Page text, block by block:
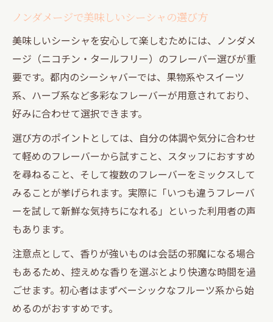
ノンダメージで美味しいシーシャの選び方
美味しいシーシャを安心して楽しむためには、ノンダメ
ージ（ニコチン・タールフリー）のフレーバー選びが重
要です。都内のシーシャバーでは、果物系やスイーツ
系、ハーブ系など多彩なフレーバーが用意されており、
好みに合わせて選択できます。
選び方のポイントとしては、自分の体調や気分に合わせ
て軽めのフレーバーから試すこと、スタッフにおすすめ
を尋ねること、そして複数のフレーバーをミックスして
みることが挙げられます。実際に「いつも違うフレーバ
ーを試して新鮮な気持ちになれる」といった利用者の声
もあります。
注意点として、香りが強いものは会話の邪魔になる場合
もあるため、控えめな香りを選ぶとより快適な時間を過
ごせます。初心者はまずベーシックなフルーツ系から始
めるのがおすすめです。